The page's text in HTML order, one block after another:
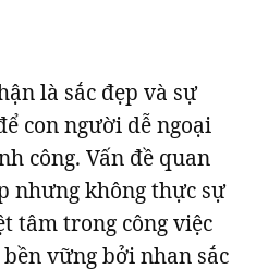
là sắc đẹp và sự
con người dễ ngoại
công. Vấn đề quan
nhưng không thực sự
tâm trong công việc
vững bởi nhan sắc